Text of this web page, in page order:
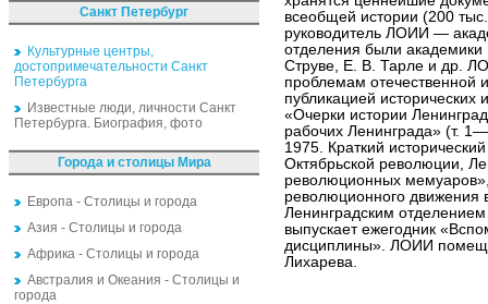
Санкт Петербург
Культурные центры,
достопримечательности Санкт
Петербурга
Известные люди, личности Санкт
Петербурга. Биография, фото
Города и столицы Мира
Европа - Столицы и города
Азия - Столицы и города
Африка - Столицы и города
Австралия и Океания - Столицы и
города
всеобщей истории (200
руководитель ЛОИИ —
отделения были
Струве, Е. В. Тарле и др.
проблемам отечественной
публикацией
«Очерки истории
рабочих Ленинграда» (т.
1975. Краткий
Октябрьской революции,
революционных
революционного движения
Ленинградским
выпускает ежегодник
дисциплины». ЛОИИ
Лихарева.